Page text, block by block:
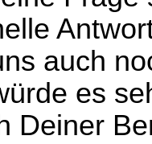
auch
es
Deiner